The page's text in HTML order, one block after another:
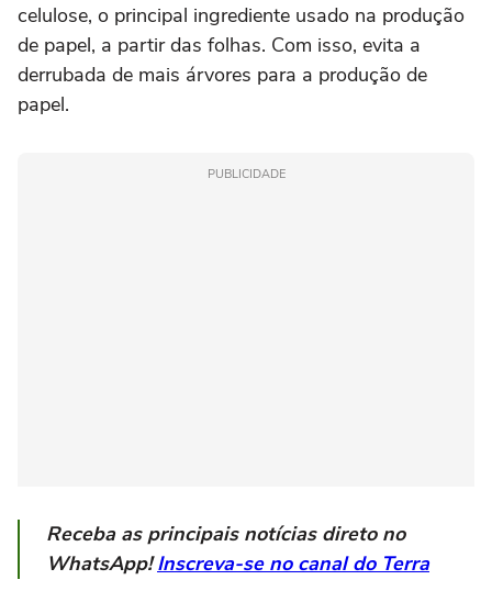
celulose, o principal ingrediente usado na produção
de papel, a partir das folhas. Com isso, evita a
derrubada de mais árvores para a produção de
papel.
PUBLICIDADE
Receba as principais notícias direto no
WhatsApp!Inscreva-se no canal do Terra